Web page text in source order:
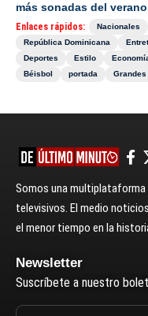
más sonadas del
Enlaces rápidos: Nacionales
República Dominicana
Deportes
Estilo
Béisbol
portada Grandes
Somos una
televisivos. El medio
el menor tiempo en la
Newsletter
Suscríbete a nuestro